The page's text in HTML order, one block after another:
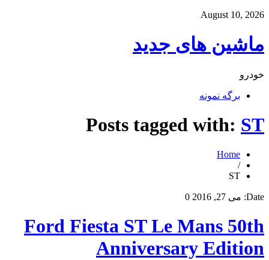
August 10, 2026
ماشین های جدید
خودرو
برگه نمونه
Posts tagged with: ST
Home
/
ST
Date: می 27, 2016 0
Ford Fiesta ST Le Mans 50th
Anniversary Edition